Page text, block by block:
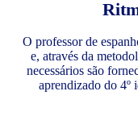
O professor de
e, através da
necessários são
aprendizado do 4º